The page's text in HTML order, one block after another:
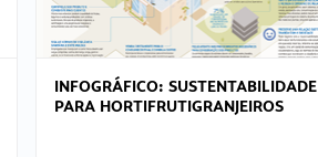
INFOGRÁFICO: SUSTENTABILIDADE
PARA HORTIFRUTIGRANJEIROS